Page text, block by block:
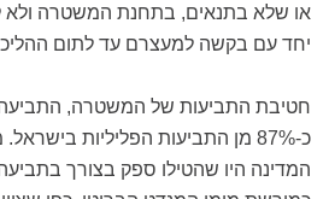
או שלא בתנאים, בתחנת המשטרה
יחד עם בקשה למעצרם עד לתום
חטיבת התביעות של המשטרה,
כ-87% מן התביעות הפליליות
המדינה היו שהטילו ספק בצורך